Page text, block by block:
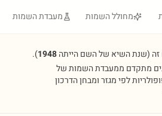
מחולל השמות מעבדת השמות
(שנת השיא של השם הייתה1948
).
מתקדם ממעבדת השמות של
לפי מגזר ומבחן הדרכון